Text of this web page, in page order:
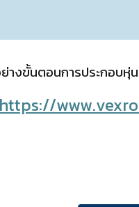
งขั้นตอนการประกอบหุ่น